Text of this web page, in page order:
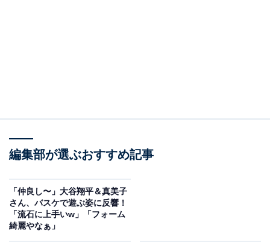
編集部が選ぶおすすめ記事
「仲良し〜」大谷翔平＆真美子
さん、バスケで遊ぶ姿に反響！
「流石に上手いw」「フォーム
綺麗やなぁ」